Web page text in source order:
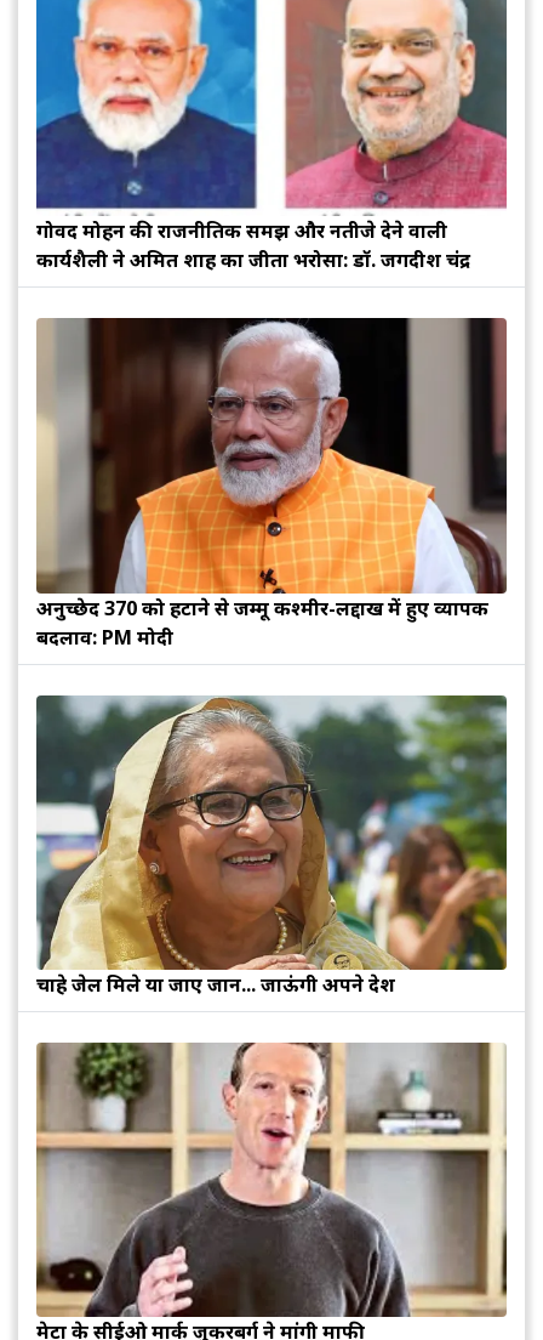
गोविंद मोहन की राजनीतिक समझ और नतीजे देने वाली
कार्यशैली ने अमित शाह का जीता भरोसा: डॉ. जगदीश चंद्र
अनुच्छेद 370 को हटाने से जम्मू कश्मीर-लद्दाख में हुए व्यापक
बदलाव: PM मोदी
चाहे जेल मिले या जाए जान... जाऊंगी अपने देश
मेटा के सीईओ मार्क जुकरबर्ग ने मांगी माफी